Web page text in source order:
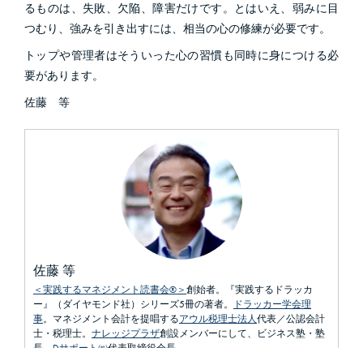
るものは、失敗、欠陥、障害だけです。とはいえ、弱みに目
つむり、強みを引き出すには、相当の心の修練が必要です。
トップや管理者はそういった心の習慣も同時に身につける必
要があります。
佐藤 等
佐藤 等
＜実践するマネジメント読書会®＞創始者。『実践するドラッカ
ー』（ダイヤモンド社）シリーズ5冊の著者。
ドラッカー学会理
事。マネジメント会計を提唱するアウル税理士法人代表／公認会計
士・税理士。 ナレッジプラザ創設メンバーにして、ビジネス塾・塾